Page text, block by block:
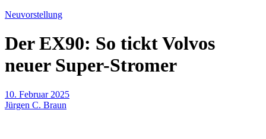
Neuvorstellung
Der EX90: So tickt Volvos
neuer Super-Stromer
10. Februar 2025
Jürgen C. Braun